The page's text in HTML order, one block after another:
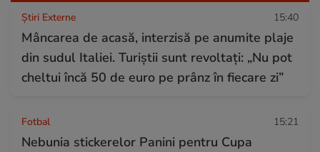
Știri Externe 15:40
Mâncarea de acasă, interzisă pe anumite plaje
din sudul Italiei. Turiștii sunt revoltați: „Nu pot
cheltui încă 50 de euro pe prânz în fiecare zi”
Fotbal 15:21
Nebunia stickerelor Panini pentru Cupa